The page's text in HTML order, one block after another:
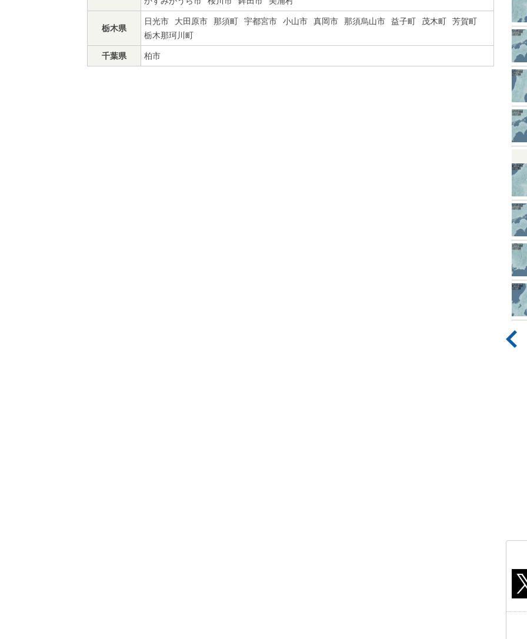
栃木県
日光市 大田原市 那須町 宇都宮市 小山市 真岡市 那須烏山市 益子町 茂木町
芳賀町
栃木那珂川町
千葉県 柏市